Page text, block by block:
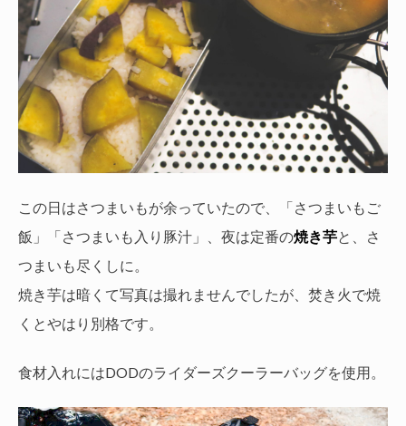
この日はさつまいもが余っていたので、「さつまいもご
飯」「さつまいも入り豚汁」、夜は定番の焼き芋と、さ
つまいも尽くしに。
焼き芋は暗くて写真は撮れませんでしたが、焚き火で焼
くとやはり別格です。
食材入れにはDODのライダーズクーラーバッグを使用。